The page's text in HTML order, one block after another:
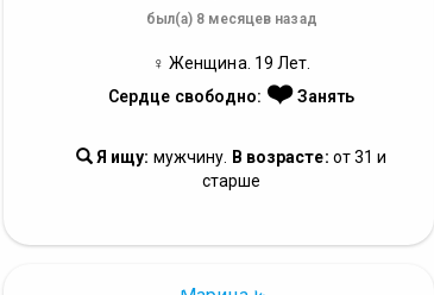
был(а) 8 месяцев назад
♀ Женщина. 19 Лет.
Сердце свободно: ❤️Занять
Я ищу: мужчину. В возрасте: от 31 и
старше